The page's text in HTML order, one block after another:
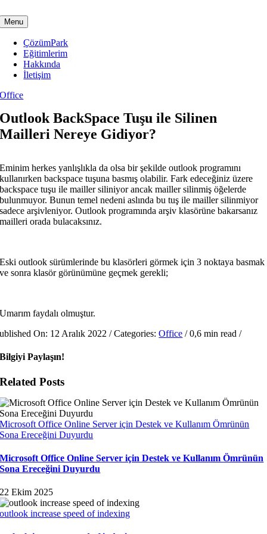
to
content
Menu
ÇözümPark
Eğitimlerim
Hakkında
İletişim
Office
Outlook BackSpace Tuşu ile Silinen
Mailleri Nereye Gidiyor?
Eminim herkes yanlışlıkla da olsa bir şekilde outlook programını
kullanırken backspace tuşuna basmış olabilir. Fark edeceğiniz üzere
backspace tuşu ile mailler siliniyor ancak mailler silinmiş öğelerde
bulunmuyor. Bunun temel nedeni aslında bu tuş ile mailler silinmiyor
sadece arşivleniyor. Outlook programında arşiv klasörüne bakarsanız
mailleri orada bulacaksınız.
Eski outlook sürümlerinde bu klasörleri görmek için 3 noktaya basmak
ve sonra klasör görünümüne geçmek gerekli;
Umarım faydalı olmuştur.
On: 12 Aralık 2022 /Categories:Office /0,6 min read /
Bilgiyi Paylaşın!
Related Posts
Microsoft Office Online Server için Destek ve Kullanım Ömrünün
Sona Ereceğini Duyurdu
Microsoft Office Online Server için Destek ve Kullanım Ömrünün
Sona Ereceğini Duyurdu
22 Ekim 2025
outlook increase speed of indexing